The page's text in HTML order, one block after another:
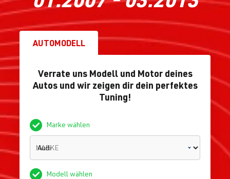
AUTOMODELL
Verrate uns Modell und Motor deines
Autos und wir zeigen dir dein perfektes
Tuning!
Marke wählen
MARKE
Modell wählen